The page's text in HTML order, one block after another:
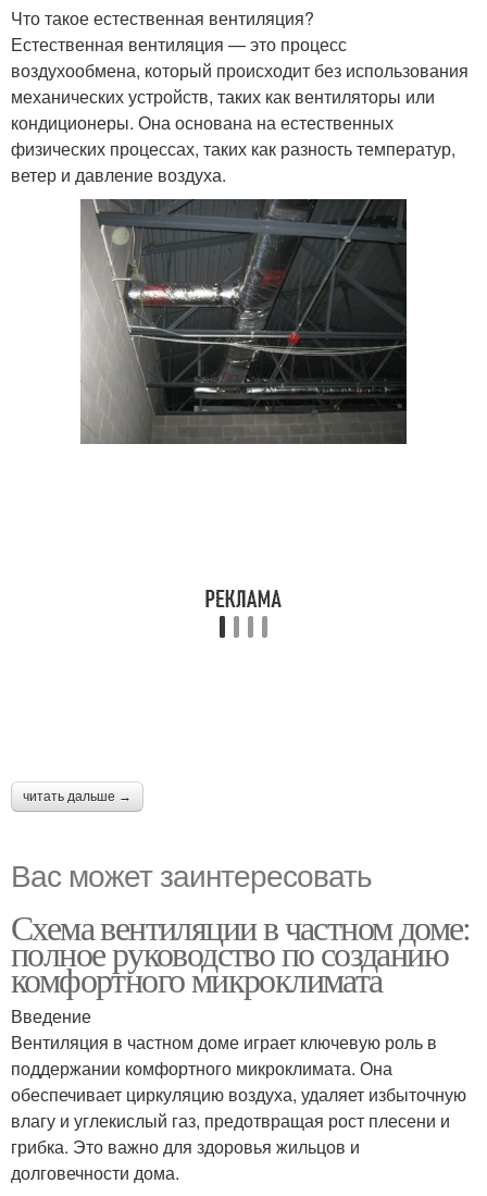
Что такое естественная вентиляция?
Естественная вентиляция — это процесс
воздухообмена, который происходит без использования
механических устройств, таких как вентиляторы или
кондиционеры. Она основана на естественных
физических процессах, таких как разность температур,
ветер и давление воздуха.
читать дальше →
Вас может заинтересовать
Схема вентиляции в частном доме:
полное руководство по созданию
комфортного микроклимата
Введение
Вентиляция в частном доме играет ключевую роль в
поддержании комфортного микроклимата. Она
обеспечивает циркуляцию воздуха, удаляет избыточную
влагу и углекислый газ, предотвращая рост плесени и
грибка. Это важно для здоровья жильцов и
долговечности дома.